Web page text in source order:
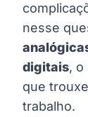
nesse
digitais, o
que
trabalho.